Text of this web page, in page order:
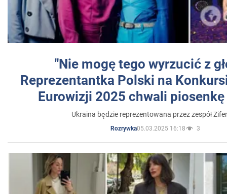
"Nie mogę tego wyrzucić z
Reprezentantka Polski na
Eurowizji 2025 chwali
Ukraina będzie reprezentowana przez zespół
Rozrywka05.03.2025 16:18 3